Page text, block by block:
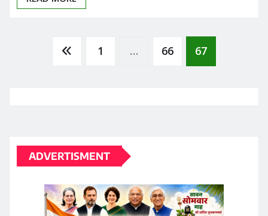
Posts
1 … 66 67
ADVERTISMENT